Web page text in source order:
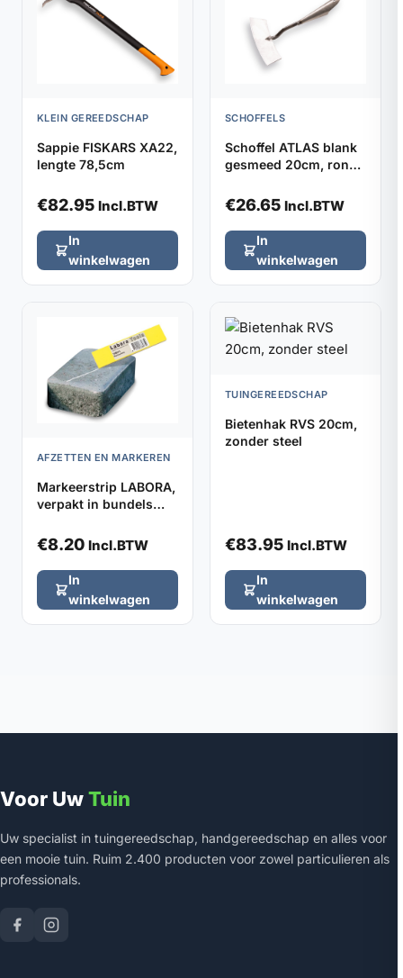
KLEIN GEREEDSCHAP
Sappie FISKARS XA22,
lengte 78,5cm
€82.95 Incl.BTW
In
winkelwagen
SCHOFFELS
Schoffel ATLAS blank
gesmeed 20cm, rond
€26.65 Incl.BTW
In
winkelwagen
AFZETTEN EN MARKEREN
Markeerstrip LABORA,
verpakt in bundels
€8.20 Incl.BTW
In
winkelwagen
TUINGEREEDSCHAP
Bietenhak RVS 20cm,
zonder steel
€83.95 Incl.BTW
In
winkelwagen
Voor UwTuin
Uw specialist in tuingereedschap, handgereedschap en alles voor
een mooie tuin. Ruim 2.400 producten voor zowel particulieren als
professionals.